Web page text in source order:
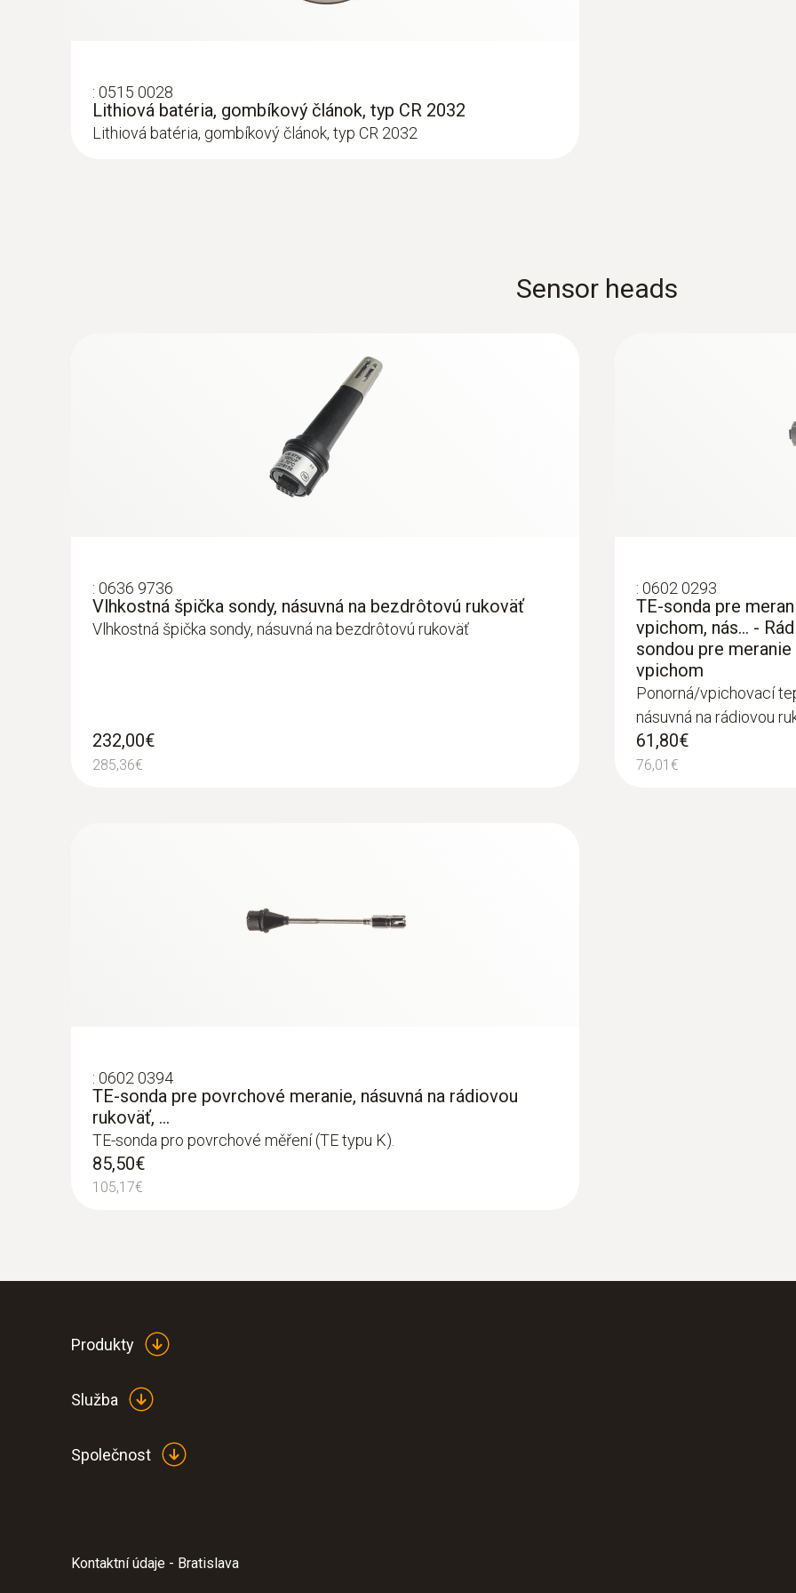
134,00€
164,82€
0563 4354
testo 435-4 - multifunkčný merací prístroj
: 0563 6251
testo 625 -
: 0515 0028
Lithiová batéria, gombíkový článok, typ CR 2032
Lithiová batéria, gombíkový článok, typ CR 2032
Sensor heads
: 0636 9736
Vlhkostná špička sondy, násuvná na bezdrôtovú rukoväť
Vlhkostná špička sondy, násuvná na bezdrôtovú rukoväť
232,00€
285,36€
: 0602 0293
TE-sonda pre
vpichom, nás... -
sondou pre
vpichom
Ponorná/vpichovací
násuvná na rádiovou
61,80€
76,01€
: 0602 0394
TE-sonda pre povrchové meranie, násuvná na rádiovou
rukoväť, ...
TE-sonda pro povrchové měření (TE typu K).
85,50€
105,17€
Produkty
Služba
Společnost
Kontaktní údaje - Bratislava